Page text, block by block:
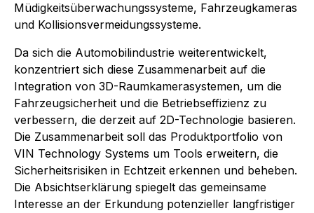
Müdigkeitsüberwachungssysteme, Fahrzeugkameras
und Kollisionsvermeidungssysteme.
Da sich die Automobilindustrie weiterentwickelt,
konzentriert sich diese Zusammenarbeit auf die
Integration von 3D-Raumkamerasystemen, um die
Fahrzeugsicherheit und die Betriebseffizienz zu
verbessern, die derzeit auf 2D-Technologie basieren.
Die Zusammenarbeit soll das Produktportfolio von
VIN Technology Systems um Tools erweitern, die
Sicherheitsrisiken in Echtzeit erkennen und beheben.
Die Absichtserklärung spiegelt das gemeinsame
Interesse an der Erkundung potenzieller langfristiger